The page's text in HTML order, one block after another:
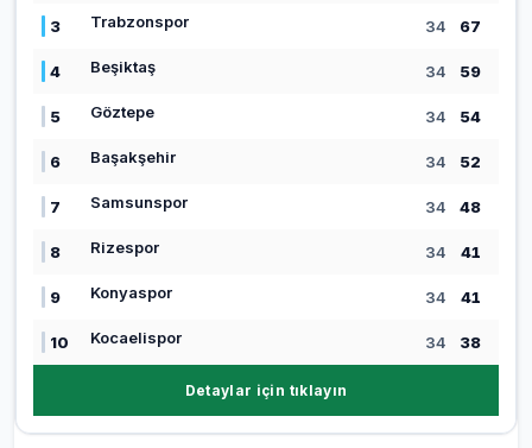
3 Trabzonspor 34 67
4 Beşiktaş 34 59
5 Göztepe 34 54
6 Başakşehir 34 52
7 Samsunspor 34 48
8 Rizespor 34 41
9 Konyaspor 34 41
10 Kocaelispor 34 38
Detaylar için tıklayın